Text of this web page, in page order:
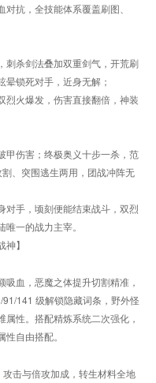
抗，全技能体系覆盖刷图、
杀剑法叠加双重剑气，开荒刷
锁死对手，近身无解；
火爆发，伤害直接翻倍，神装
伤害；终极奥义十步一杀，范
、突围逃生两用，团战冲阵无
手，顷刻便能结束战斗，双烈
一的战力主宰。
】
血，恶魔之体提升切割精准，
141 级解锁隐藏词条，野外怪
性。搭配精炼系统二次强化，
自由搭配。
击与倍攻加成，转生材料全地